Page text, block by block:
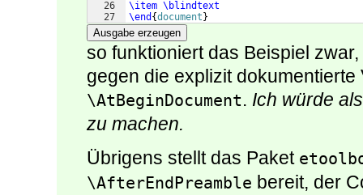
26
27
\item \blindtext
\end {document }
Ausgabe erzeugen
so funktioniert das Beispiel
gegen die explizit dokumentierte
\AtBeginDocument. Ich würde
zu machen.
Übrigens stellt das Paket
\AfterEndPreamble bereit, der